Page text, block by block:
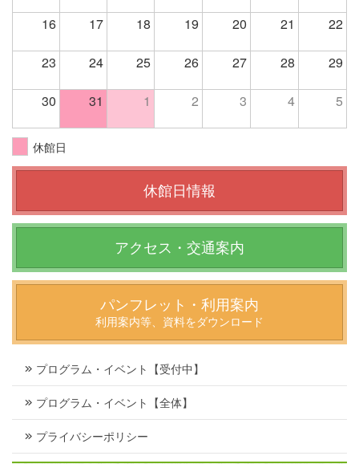
16 17 18 19 20 21 22
23 24 25 26 27 28 29
30 31 1 2 3 4 5
休館日
休館日情報
アクセス・交通案内
パンフレット・利用案内
利用案内等、資料をダウンロード
プログラム・イベント【受付中】
プログラム・イベント【全体】
プライバシーポリシー